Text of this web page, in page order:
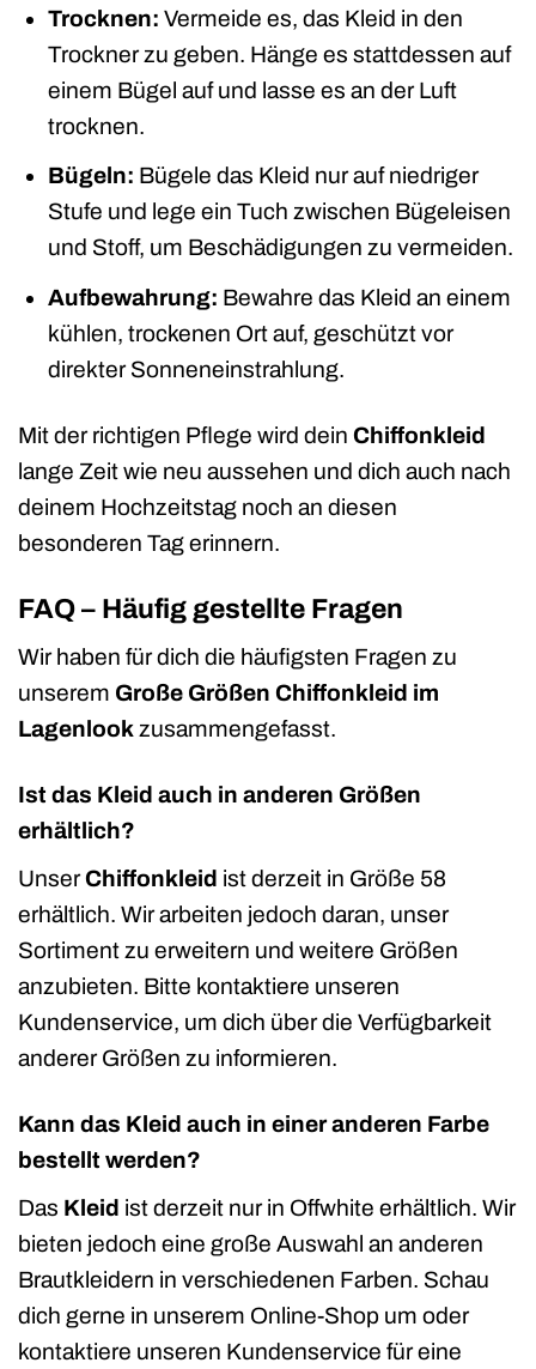
Trocknen: Vermeide es, das Kleid in den
Trockner zu geben. Hänge es stattdessen auf
einem Bügel auf und lasse es an der Luft
trocknen.
Bügeln: Bügele das Kleid nur auf niedriger
Stufe und lege ein Tuch zwischen Bügeleisen
und Stoff, um Beschädigungen zu vermeiden.
Aufbewahrung: Bewahre das Kleid an einem
kühlen, trockenen Ort auf, geschützt vor
direkter Sonneneinstrahlung.
Mit der richtigen Pflege wird dein Chiffonkleid
lange Zeit wie neu aussehen und dich auch nach
deinem Hochzeitstag noch an diesen
besonderen Tag erinnern.
FAQ – Häufig gestellte Fragen
Wir haben für dich die häufigsten Fragen zu
unserem Große Größen Chiffonkleid im
Lagenlookzusammengefasst.
Ist das Kleid auch in anderen Größen
erhältlich?
UnserChiffonkleid ist derzeit in Größe 58
erhältlich. Wir arbeiten jedoch daran, unser
Sortiment zu erweitern und weitere Größen
anzubieten. Bitte kontaktiere unseren
Kundenservice, um dich über die Verfügbarkeit
anderer Größen zu informieren.
Kann das Kleid auch in einer anderen Farbe
bestellt werden?
Das Kleid ist derzeit nur in Offwhite erhältlich. Wir
bieten jedoch eine große Auswahl an anderen
Brautkleidern in verschiedenen Farben. Schau
dich gerne in unserem Online-Shop um oder
kontaktiere unseren Kundenservice für eine